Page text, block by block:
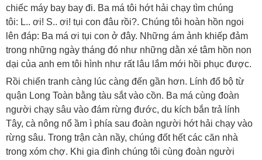
chiếc máy bay bay đi. Ba má tôi hớt hải chạy tìm chúng
tôi: L.. ơi! S.. ơi! tụi con đâu rồi?. Chúng tôi hoàn hồn ngoi
lên đáp: Ba má ơi tụi con ở đây. Những ám ảnh khiếp đảm
trong những ngày tháng đó như những dằn xé tâm hồn non
dại của anh em tôi hình như rất lâu lắm mới hồi phục được.
Rồi chiến tranh càng lúc càng đến gần hơn. Lính đổ bộ từ
quận Long Toàn bằng tàu sắt vào cồn. Ba má cùng đoàn
người chạy sâu vào đám rừng đước, du kích bắn trả lính
Tây, cà nông nổ ầm ì phía sau đoàn người hớt hải chạy vào
rừng sâu. Trong trận càn nầy, chúng đốt hết các căn nhà
trong xóm chợ. Khi gia đình chúng tôi cùng đoàn người